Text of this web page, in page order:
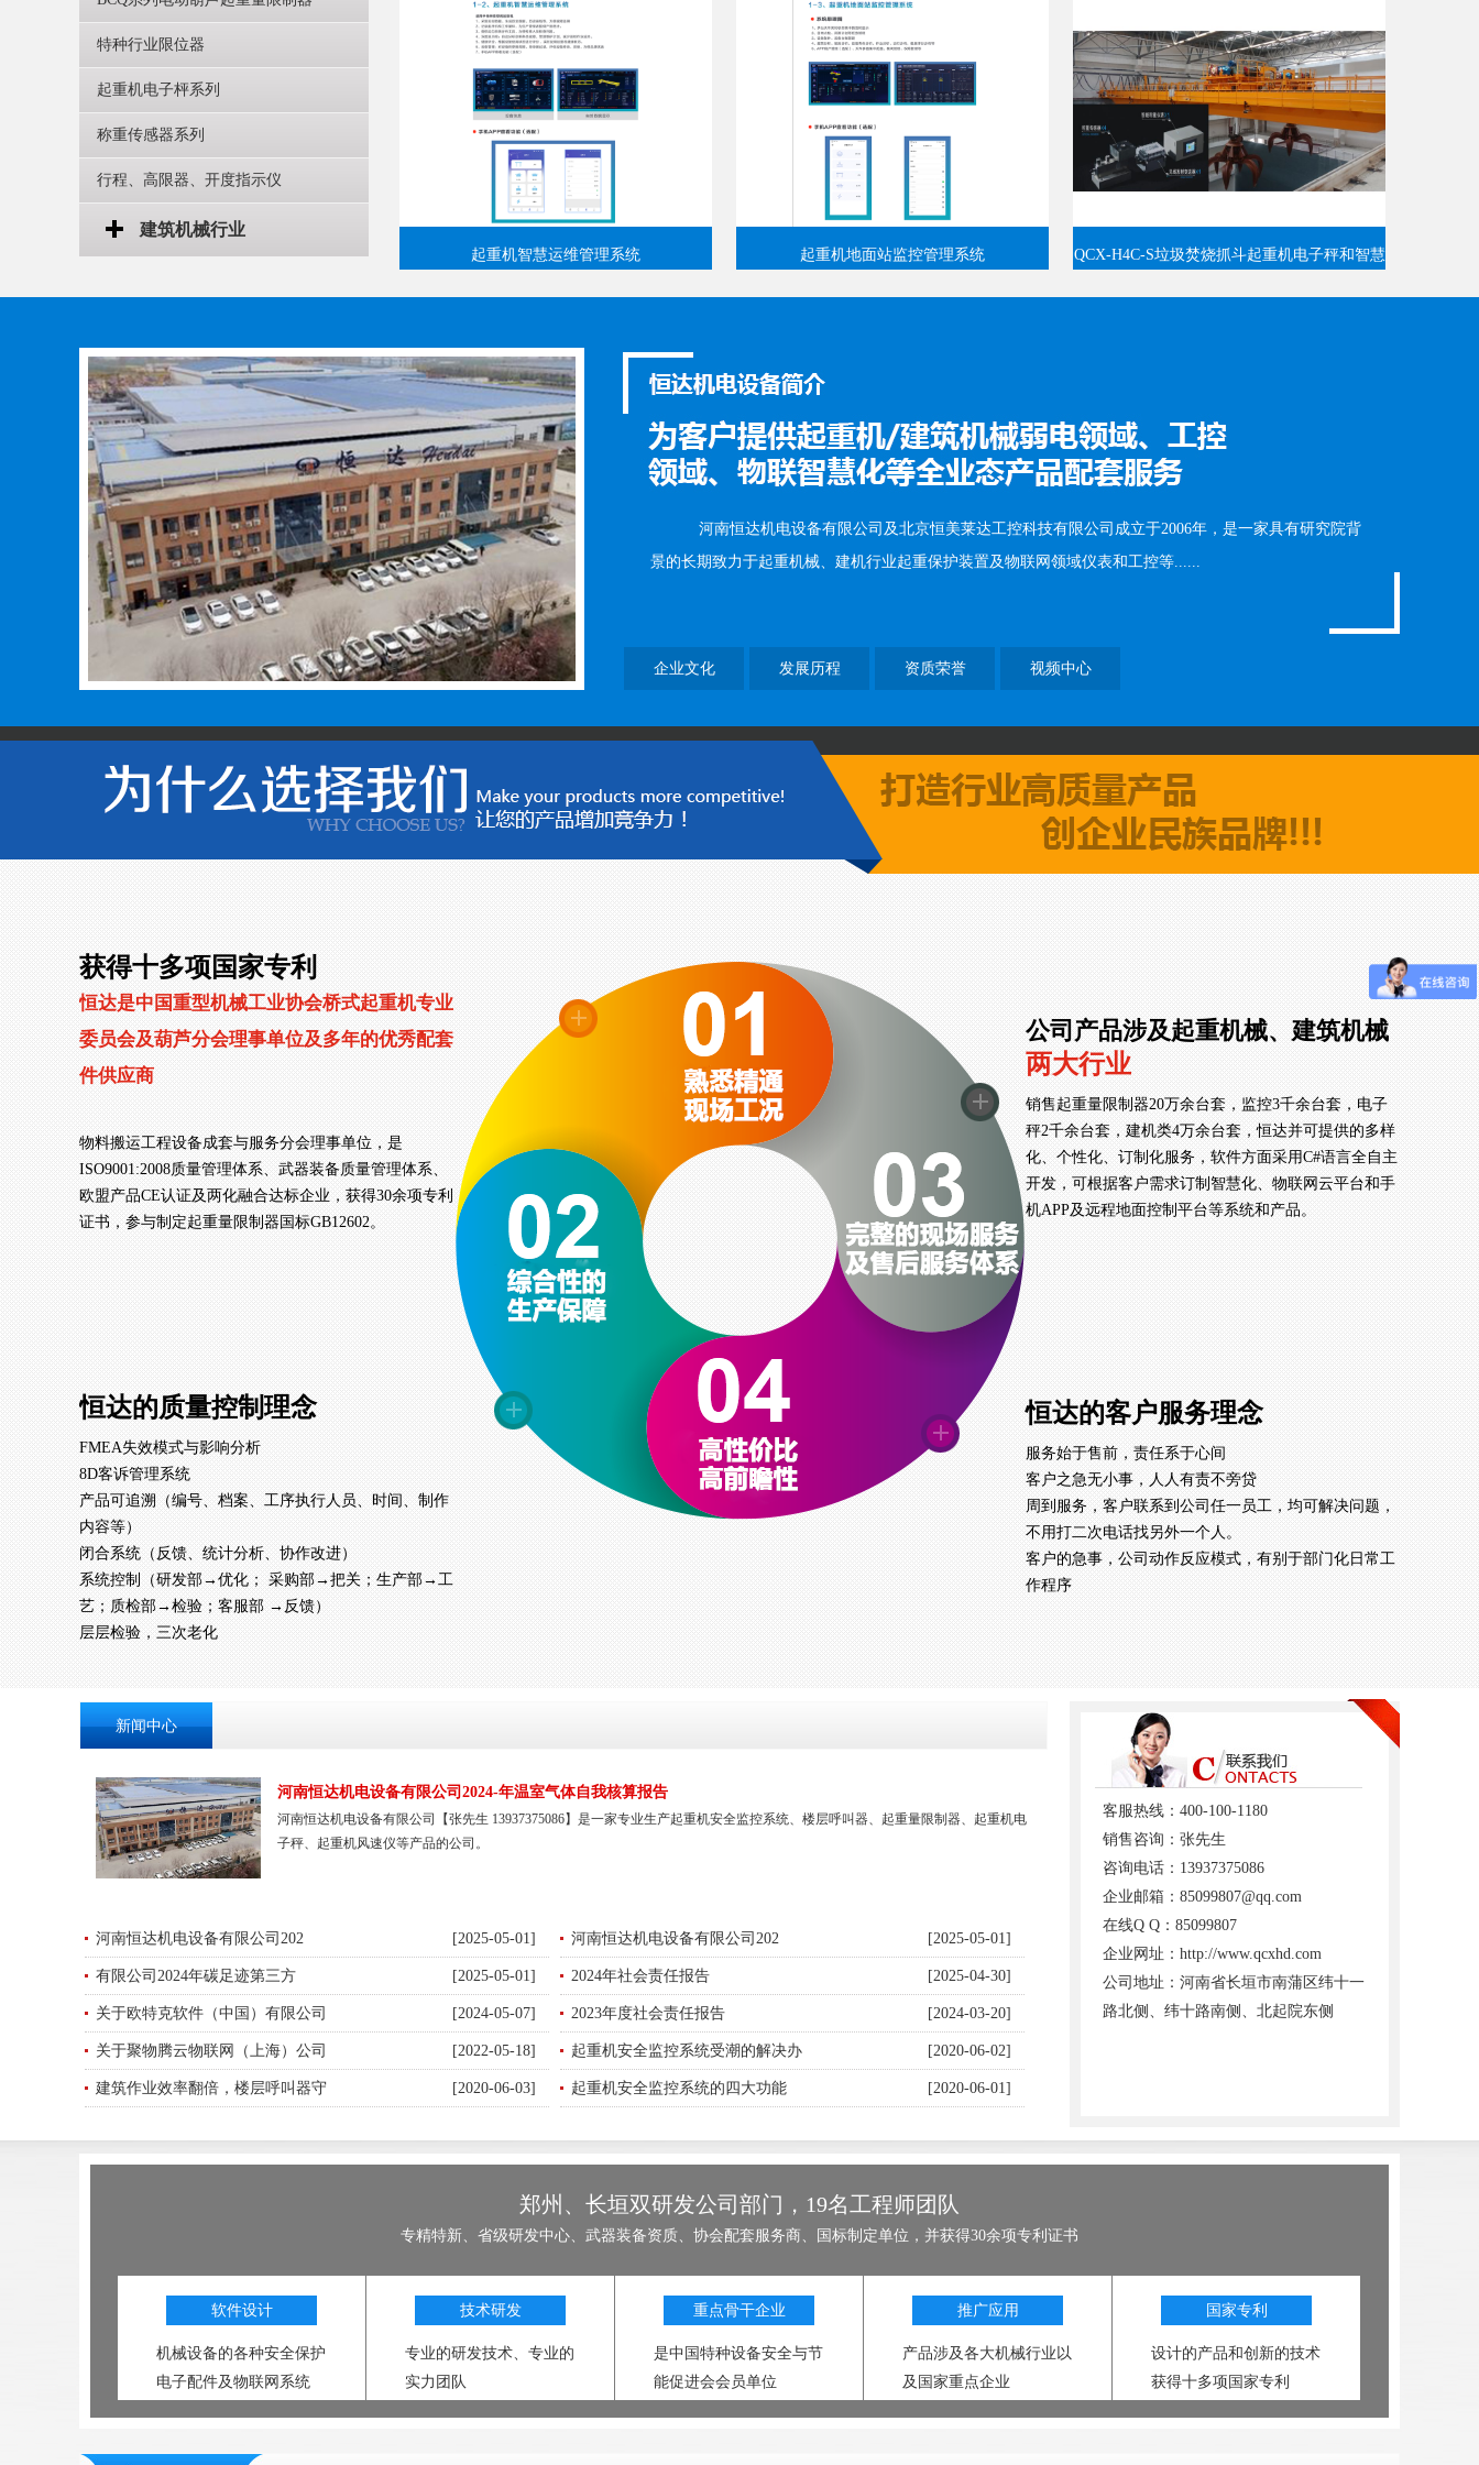
特种行业限位器
起重机电子枰系列
称重传感器系列
行程、高限器、开度指示仪
建筑机械行业
起重机智慧运维管理系统 起重机地面站监控管理系统 QCX-H4C-S垃圾焚烧抓斗起重机电子秤和智慧
管理系统
河南恒达机电设备有限公司及北京恒美莱达工控科技有限公司成立于2006年，是一家具有研究院背
景的长期致力于起重机械、建机行业起重保护装置及物联网领域仪表和工控等......
企业文化 发展历程 资质荣誉 视频中心
获得十多项国家专利
恒达是中国重型机械工业协会桥式起重机专业
委员会及葫芦分会理事单位及多年的优秀配套
件供应商
物料搬运工程设备成套与服务分会理事单位，是
ISO9001:2008质量管理体系、武器装备质量管理体系、
欧盟产品CE认证及两化融合达标企业，获得30余项专利
证书，参与制定起重量限制器国标GB12602。
公司产品涉及起重机械、建筑机械
两大行业
销售起重量限制器20万余台套，监控3千余台套，电子
秤2千余台套，建机类4万余台套，恒达并可提供的多样
化、个性化、订制化服务，软件方面采用C#语言全自主
开发，可根据客户需求订制智慧化、物联网云平台和手
机APP及远程地面控制平台等系统和产品。
恒达的质量控制理念
FMEA失效模式与影响分析
8D客诉管理系统
产品可追溯（编号、档案、工序执行人员、时间、制作
内容等）
闭合系统（反馈、统计分析、协作改进）
系统控制（研发部→优化； 采购部→把关；生产部→工
艺；质检部→检验；客服部 →反馈）
层层检验，三次老化
恒达的客户服务理念
服务始于售前，责任系于心间
客户之急无小事，人人有责不旁贷
周到服务，客户联系到公司任一员工，均可解决问题，
不用打二次电话找另外一个人。
客户的急事，公司动作反应模式，有别于部门化日常工
作程序
新闻中心
河南恒达机电设备有限公司2024-年温室气体自我核算报告
河南恒达机电设备有限公司【张先生 13937375086】是一家专业生产起重机安全监控系统、楼层呼叫器、起重量限制器、起重机电
子秤、起重机风速仪等产品的公司。
河南恒达机电设备有限公司202 [2025-05-01] 河南恒达机电设备有限公司202 [2025-05-01]
有限公司2024年碳足迹第三方 [2025-05-01] 2024年社会责任报告 [2025-04-30]
关于欧特克软件（中国）有限公司 [2024-05-07] 2023年度社会责任报告 [2024-03-20]
关于聚物腾云物联网（上海）公司 [2022-05-18] 起重机安全监控系统受潮的解决办 [2020-06-02]
建筑作业效率翻倍，楼层呼叫器守 [2020-06-03] 起重机安全监控系统的四大功能 [2020-06-01]
客服热线：400-100-1180
销售咨询：张先生
咨询电话：13937375086
企业邮箱：85099807@qq.com
在线Q Q：85099807
企业网址：http://www.qcxhd.com
公司地址：河南省长垣市南蒲区纬十一
路北侧、纬十路南侧、北起院东侧
郑州、长垣双研发公司部门，19名工程师团队
专精特新、省级研发中心、武器装备资质、协会配套服务商、国标制定单位，并获得30余项专利证书
软件设计
机械设备的各种安全保护
电子配件及物联网系统
技术研发
专业的研发技术、专业的
实力团队
重点骨干企业
是中国特种设备安全与节
能促进会会员单位
推广应用
产品涉及各大机械行业以
及国家重点企业
国家专利
设计的产品和创新的技术
获得十多项国家专利